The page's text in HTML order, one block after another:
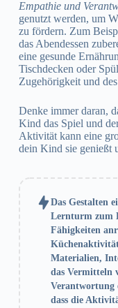
Empathie und
genutzt werden, um
zu fördern. Zum
das Abendessen
eine gesunde
Tischdecken oder
Zugehörigkeit und
Denke immer daran,
Kind das Spiel und
Aktivität kann eine
dein Kind sie genießt
Das Gestalten
Lernturm zum
Fähigkeiten
Materialien,
das Vermitteln
Verantwortung
dass die